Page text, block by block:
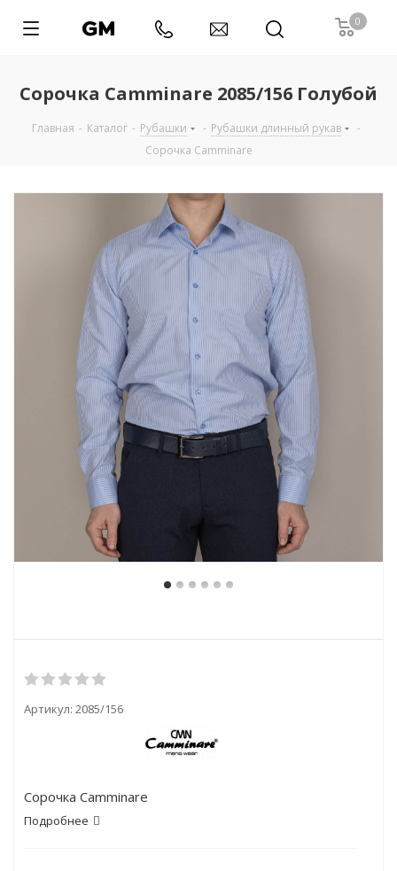
0
Сорочка Camminare 2085/156 Голубой
Главная - Каталог - Рубашки - Рубашки длинный рукав
-
Сорочка Camminare
Артикул: 2085/156
Сорочка Camminare
Подробнее